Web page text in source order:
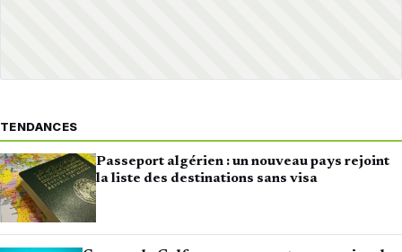
TENDANCES
Passeport algérien : un nouveau pays rejoint
la liste des destinations sans visa